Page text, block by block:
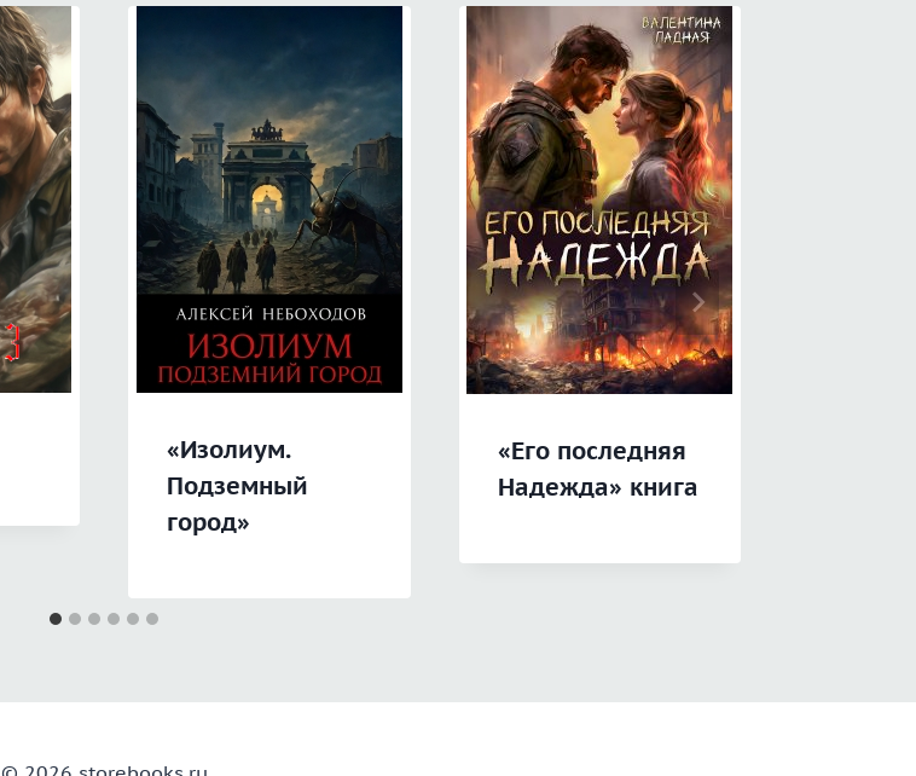
«Изолиум.
Подземный
город»
«Его последняя
Надежда» книга